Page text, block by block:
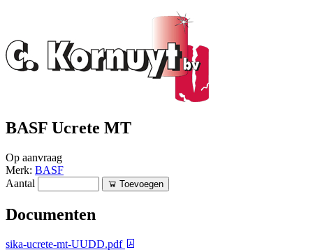
BASF Ucrete MT
Op aanvraag
Merk: BASF
Aantal
Toevoegen
Documenten
sika-ucrete-mt-UUDD.pdf